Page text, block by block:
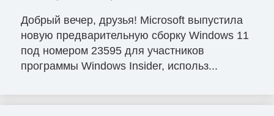
Добрый вечер, друзья! Microsoft выпустила
новую предварительную сборку Windows 11
под номером 23595 для участников
программы Windows Insider, использ...